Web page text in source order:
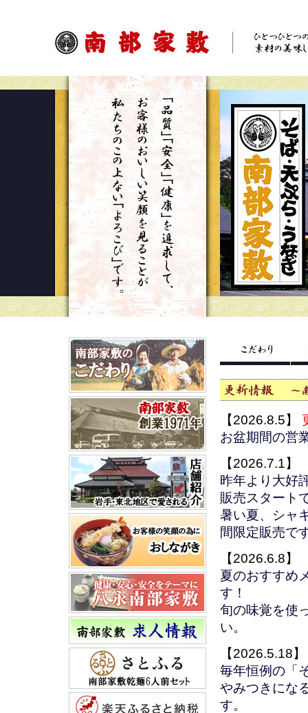
【2026.8.5】
お盆期間の営
【2026.7.1】
昨年より大好
販売スタート
暑い夏、シャ
間限定販売で
【2026.6.8】
夏のおすすめ
す！
旬の味覚を使
い。
【2026.5.18】
毎年恒例の「
やみつきにな
す。